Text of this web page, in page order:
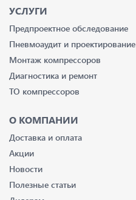
УСЛУГИ
Предпроектное обследование
Пневмоаудит и проектирование
Монтаж компрессоров
Диагностика и ремонт
ТО компрессоров
О КОМПАНИИ
Доставка и оплата
Акции
Новости
Полезные статьи